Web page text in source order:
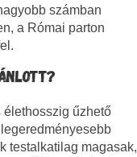
számban
a Római parton
élethosszig űzhető
testalkatilag magasak,